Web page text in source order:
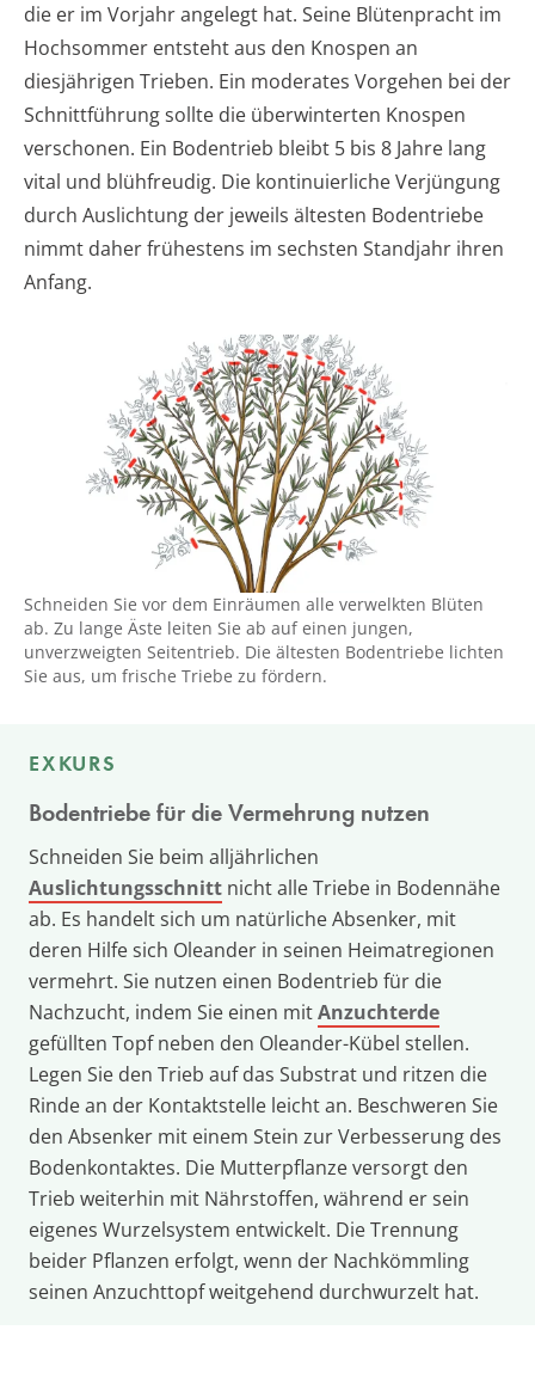
die er im Vorjahr angelegt hat. Seine Blütenpracht im
Hochsommer entsteht aus den Knospen an
diesjährigen Trieben. Ein moderates Vorgehen bei der
Schnittführung sollte die überwinterten Knospen
verschonen. Ein Bodentrieb bleibt 5 bis 8 Jahre lang
vital und blühfreudig. Die kontinuierliche Verjüngung
durch Auslichtung der jeweils ältesten Bodentriebe
nimmt daher frühestens im sechsten Standjahr ihren
Anfang.
Schneiden Sie vor dem Einräumen alle verwelkten Blüten
ab. Zu lange Äste leiten Sie ab auf einen jungen,
unverzweigten Seitentrieb. Die ältesten Bodentriebe lichten
Sie aus, um frische Triebe zu fördern.
EXKURS
Bodentriebe für die Vermehrung nutzen
Schneiden Sie beim alljährlichen
Auslichtungsschnitt nicht alle Triebe in Bodennähe
ab. Es handelt sich um natürliche Absenker, mit
deren Hilfe sich Oleander in seinen Heimatregionen
vermehrt. Sie nutzen einen Bodentrieb für die
Nachzucht, indem Sie einen mitAnzuchterde
gefüllten Topf neben den Oleander-Kübel stellen.
Legen Sie den Trieb auf das Substrat und ritzen die
Rinde an der Kontaktstelle leicht an. Beschweren Sie
den Absenker mit einem Stein zur Verbesserung des
Bodenkontaktes. Die Mutterpflanze versorgt den
Trieb weiterhin mit Nährstoffen, während er sein
eigenes Wurzelsystem entwickelt. Die Trennung
beider Pflanzen erfolgt, wenn der Nachkömmling
seinen Anzuchttopf weitgehend durchwurzelt hat.